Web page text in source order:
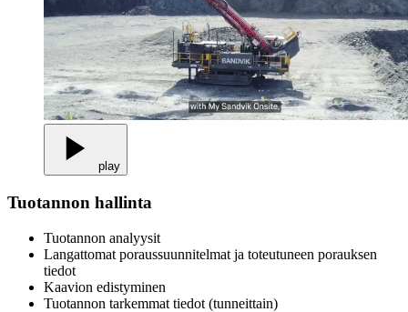
play
Tuotannon hallinta
Tuotannon analyysit
Langattomat poraussuunnitelmat ja toteutuneen porauksen
tiedot
Kaavion edistyminen
Tuotannon tarkemmat tiedot (tunneittain)